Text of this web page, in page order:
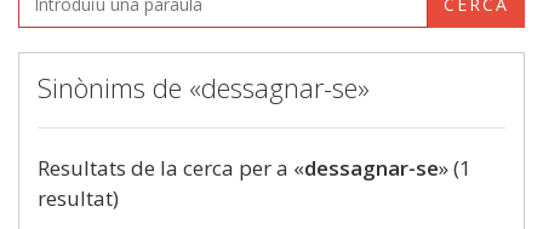
Sinònims de «dessagnar-se»
Resultats de la cerca per a «dessagnar-se» (1
resultat)